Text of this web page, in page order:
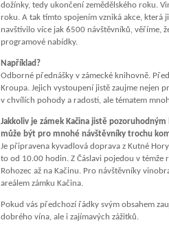
dožínky, tedy ukončení zemědělského roku.
roku. A tak tímto spojením vzniká akce, která
navštívilo více jak 6500 návštěvníků, věříme,
programové nabídky.
Například?
Odborné přednášky v zámecké knihovně.
Kroupa. Jejich vystoupení jistě zaujme nejen
v chvílích pohody a radosti, ale tématem
Jakkoliv je zámek Kačina jistě
může být pro mnohé návštěvníky trochu
Je připravena kyvadlová doprava z Kutné
to od 10.00 hodin. Z Čáslavi pojedou v témže
Rohozec až na Kačinu. Pro návštěvníky
areálem zámku Kačina.
Pokud vás předchozí řádky svým obsahem
dobrého vína, ale i zajímavých zážitků.